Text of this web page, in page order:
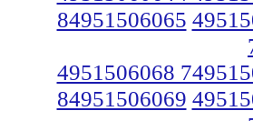
84951506065
4951506068
84951506069